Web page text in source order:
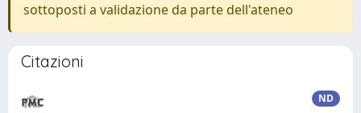
sottoposti a validazione da parte dell'ateneo
Citazioni
ND